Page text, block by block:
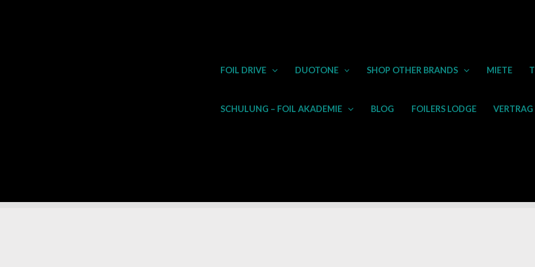
FOIL DRIVE DUOTONE SHOP OTHER BRANDS MIETE
SCHULUNG – FOIL AKADEMIE BLOG FOILERS LODGE